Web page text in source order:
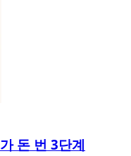
돈 번 3단계